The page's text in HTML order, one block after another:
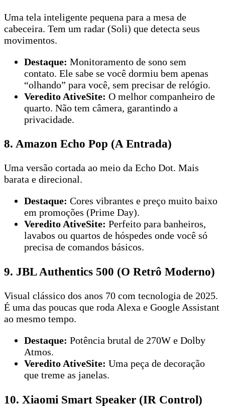
Uma tela inteligente pequena para a mesa de
cabeceira. Tem um radar (Soli) que detecta seus
movimentos.
Destaque: Monitoramento de sono sem
contato. Ele sabe se você dormiu bem apenas
“olhando” para você, sem precisar de relógio.
Veredito AtiveSite: O melhor companheiro de
quarto. Não tem câmera, garantindo a
privacidade.
8. Amazon Echo Pop (A Entrada)
Uma versão cortada ao meio da Echo Dot. Mais
barata e direcional.
Destaque: Cores vibrantes e preço muito baixo
em promoções (Prime Day).
Veredito AtiveSite: Perfeito para banheiros,
lavabos ou quartos de hóspedes onde você só
precisa de comandos básicos.
9. JBL Authentics 500 (O Retrô Moderno)
Visual clássico dos anos 70 com tecnologia de 2025.
É uma das poucas que roda Alexa e Google Assistant
ao mesmo tempo.
Destaque: Potência brutal de 270W e Dolby
Atmos.
Veredito AtiveSite: Uma peça de decoração
que treme as janelas.
10. Xiaomi Smart Speaker (IR Control)